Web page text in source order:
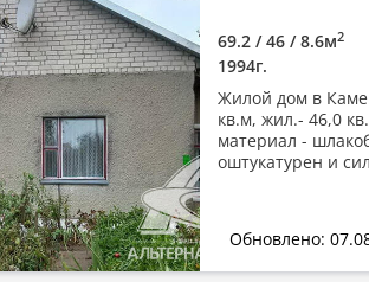
69.2 / 46 / 8.6м2
1994г.
Жилой дом в
кв.м, жил.- 46,0
материал -
оштукатурен и
Обновлено: